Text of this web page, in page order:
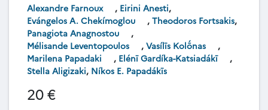
Alexandre Farnoux , Eirini Anesti,
Evángelos A. Chekímoglou
, Theodoros Fortsakis,
Panagiota Anagnostou
,
Mélisande Leventopoulos
, Vasílīs Kolṓnas
,
Marilena Papadaki
, Elénī Gardíka-Katsiadákī
,
Stella Aligizaki, Níkos E. Papadákīs
20 €